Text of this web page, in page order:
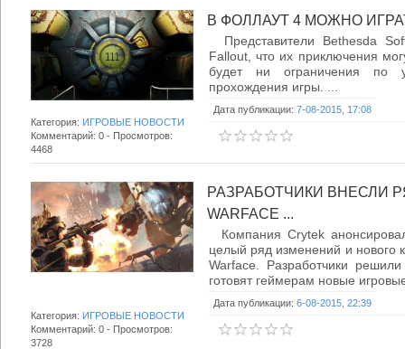
В ФОЛЛАУТ 4 МОЖНО
Представители Bethesda
Fallout, что их приключения
будет ни ограничения по
прохождения игры. ...
Дата публикации: 7-08-2015, 17:08
Категория: ИГРОВЫЕ НОВОСТИ
Комментарий: 0 - Просмотров:
4468
РАЗРАБОТЧИКИ ВНЕСЛИ
WARFACE ...
Компания Crytek
целый ряд изменений и нового
Warface. Разработчики
готовят геймерам новые
Дата публикации: 6-08-2015, 22:39
Категория: ИГРОВЫЕ НОВОСТИ
Комментарий: 0 - Просмотров:
3728